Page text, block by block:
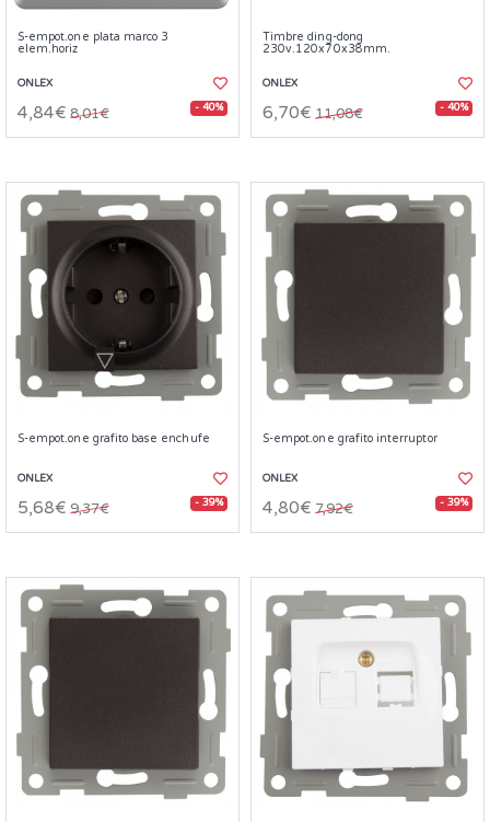
S-empot.one plata marco 3
elem.horiz
ONLEX
4,84€ 8,01€ - 40%
Timbre ding-dong
230v.120x70x38mm.
ONLEX
6,70€ 11,08€ - 40%
S-empot.one grafito base enchufe
ONLEX
5,68€ 9,37€ - 39%
S-empot.one grafito interruptor
ONLEX
4,80€ 7,92€ - 39%